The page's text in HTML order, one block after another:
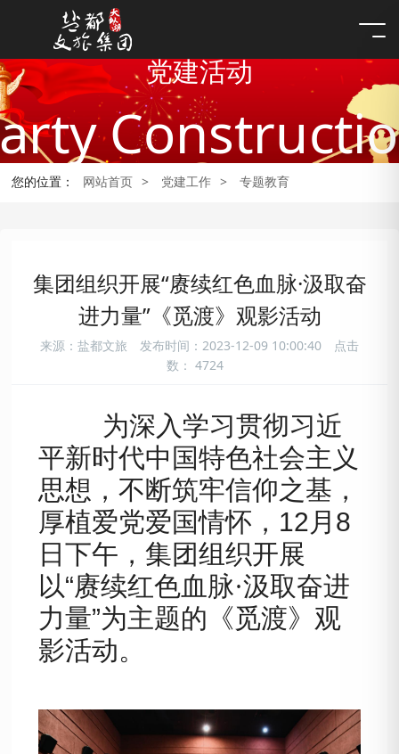
党建活动
您的位置： 网站首页 > 党建工作 > 专题教育
集团组织开展“赓续红色血脉·汲取奋
进力量”《觅渡》观影活动
来源：盐都文旅 发布时间：2023-12-09 10:00:40
点击
数： 4724
为深入学习贯彻习近
平新时代中国特色社会主义
思想，不断筑牢信仰之基，
厚植爱党爱国情怀 ， 12 月 8
日下午，集团组织开展
以“赓续红色血脉·汲取奋进
力量”为主题的《觅渡》观
影活动。